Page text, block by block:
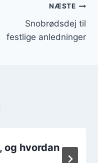
NÆSTE
Snobrødsdej til
festlige anledninger
og hvordan